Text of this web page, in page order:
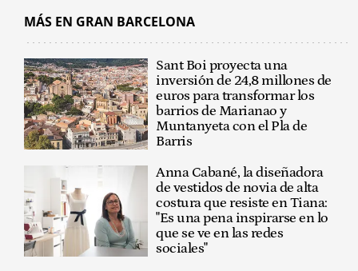
MÁS EN GRAN BARCELONA
Sant Boi proyecta una
inversión de 24,8 millones de
euros para transformar los
barrios de Marianao y
Muntanyeta con el Pla de
Barris
Anna Cabané, la diseñadora
de vestidos de novia de alta
costura que resiste en Tiana:
"Es una pena inspirarse en lo
que se ve en las redes
sociales"